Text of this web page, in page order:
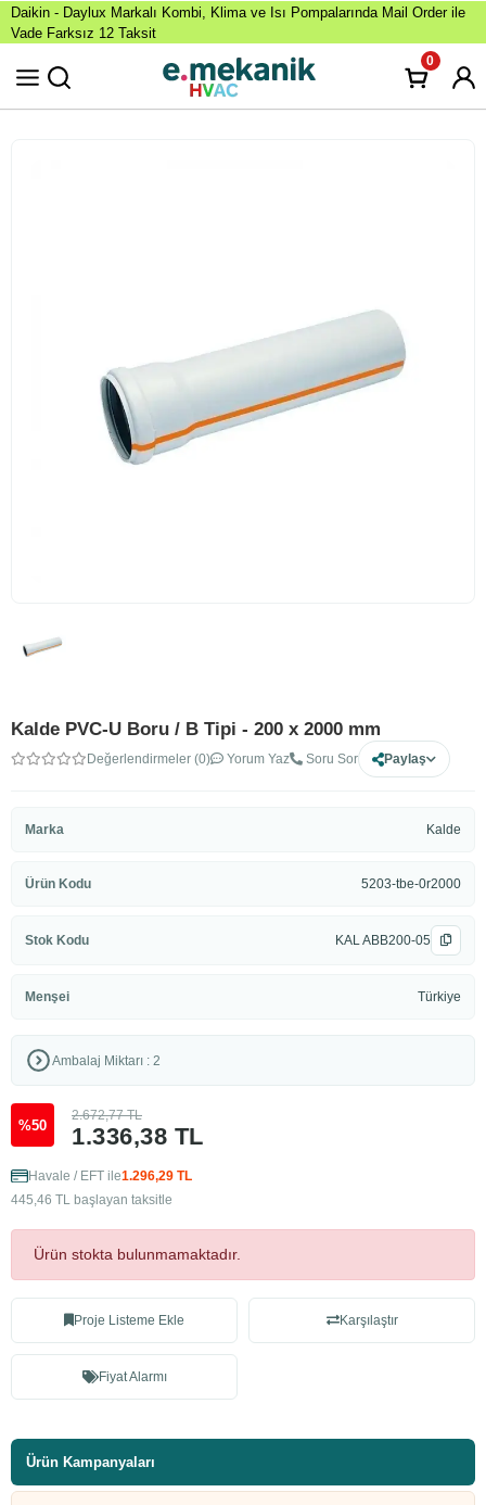
Daikin - Daylux Markalı Kombi, Klima ve Isı Pompalarında Mail Order ile
Vade Farksız 12 Taksit
0
Kalde PVC-U Boru / B Tipi - 200 x 2000 mm
Değerlendirmeler (0) Yorum Yaz Soru Sor Paylaş
Marka Kalde
Ürün Kodu 5203-tbe-0r2000
Stok Kodu KAL ABB200-05
Menşei Türkiye
Ambalaj Miktarı : 2
%50 1.336,38 TL
2.672,77 TL
Havale / EFT ile1.296,29 TL
445,46 TL başlayan taksitle
Ürün stokta bulunmamaktadır.
Proje Listeme Ekle Karşılaştır
Fiyat Alarmı
Ürün Kampanyaları